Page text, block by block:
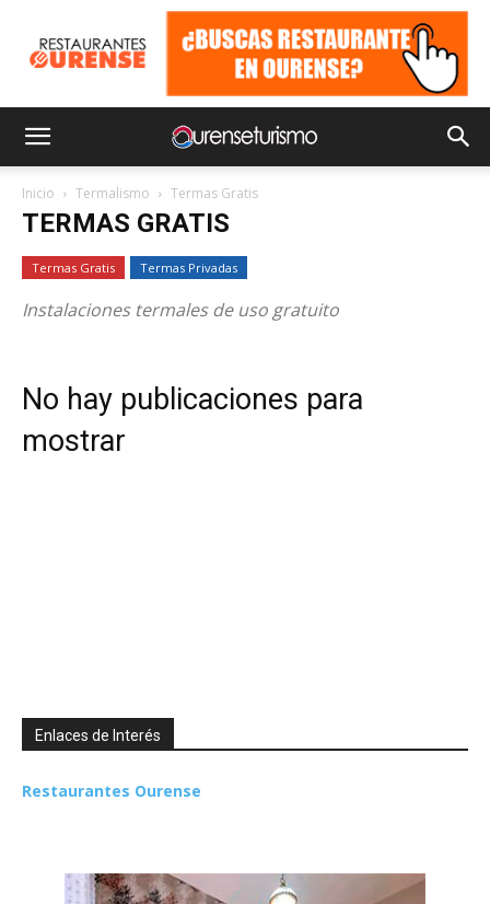
Inicio Termalismo Termas Gratis
TERMAS GRATIS
Termas Gratis Termas Privadas
Instalaciones termales de uso gratuito
No hay publicaciones para
mostrar
Enlaces de Interés
Restaurantes Ourense